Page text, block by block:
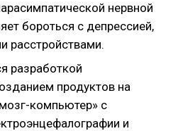
нервной
бороться с депрессией,
расстройствами.
разработкой
продуктов на
компьютер» с
и